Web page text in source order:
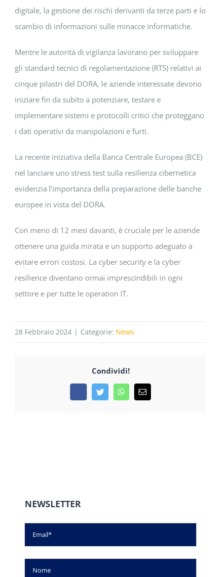
digitale, la gestione dei rischi derivanti da terze parti e lo
scambio di informazioni sulle minacce informatiche.
Mentre le autorità di vigilanza lavorano per sviluppare
gli standard tecnici di regolamentazione (RTS) relativi ai
cinque pilastri del DORA, le aziende interessate devono
iniziare fin da subito a potenziare, testare e
implementare sistemi e protocolli critici che proteggano
i dati operativi da manipolazioni e furti.
La recente iniziativa della Banca Centrale Europea (BCE)
nel lanciare uno stress test sulla resilienza cibernetica
evidenzia l’importanza della preparazione delle banche
europee in vista del DORA.
Con meno di 12 mesi davanti, è cruciale per le aziende
ottenere una guida mirata e un supporto adeguato a
evitare errori costosi. La cyber security e la cyber
resilience diventano ormai imprescindibili in ogni
settore e per tutte le operation IT.
28 Febbraio 2024 | Categorie: News
Condividi!
FacebookTwitterWhatsApp
Email
NEWSLETTER